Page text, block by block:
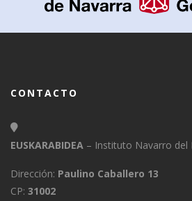
CONTACTO
EUSKARABIDEA – Instituto Navarro del
Dirección: Paulino Caballero 13
CP: 31002